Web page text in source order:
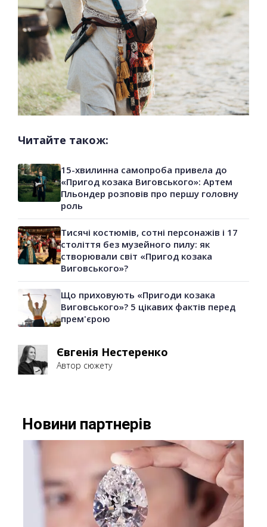
Читайте також:
15-хвилинна самопроба привела до
«Пригод козака Виговського»: Артем
Пльондер розповів про першу головну
роль
Тисячі костюмів, сотні персонажів і 17
століття без музейного пилу: як
створювали світ «Пригод козака
Виговського»?
Що приховують «Пригоди козака
Виговського»? 5 цікавих фактів перед
прем'єрою
Євгенія Нестеренко
Автор сюжету